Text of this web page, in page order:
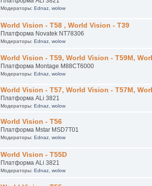
World Vision - T55Gold
Модераторы:Ednaz ,wolow
World Vision - Т58 , World Vision - Т39
Модераторы:Ednaz ,wolow
World Vision - Т59, World Vision - Т59M,
Модераторы:Ednaz ,wolow
World Vision - Т57, World Vision - Т57M,
Платформа ALi 3821
Модераторы:Ednaz ,wolow
World Vision - T56
Модераторы:Ednaz ,wolow
World Vision - Т55D